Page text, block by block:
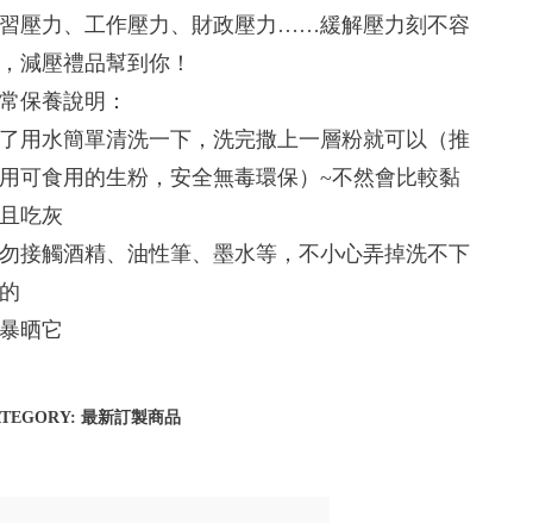
壓力、工作壓力、財政壓力……緩解壓力刻不容
減壓禮品幫到你！
保養說明：
用水簡單清洗一下，洗完撒上一層粉就可以（推
可食用的生粉，安全無毒環保）~不然會比較黏
吃灰
接觸酒精、油性筆、墨水等，不小心弄掉洗不下
晒它
最新訂製商品